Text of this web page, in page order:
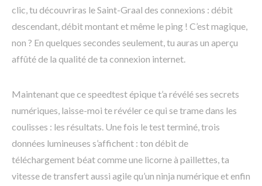
clic, tu découvriras le Saint-Graal des connexions : débit
descendant, débit montant et même le ping ! C’est magique,
non ? En quelques secondes seulement, tu auras un aperçu
affûté de la qualité de ta connexion internet.
Maintenant que ce speedtest épique t’a révélé ses secrets
numériques, laisse-moi te révéler ce qui se trame dans les
coulisses : les résultats. Une fois le test terminé, trois
données lumineuses s’affichent : ton débit de
téléchargement béat comme une licorne à paillettes, ta
vitesse de transfert aussi agile qu’un ninja numérique et enfin